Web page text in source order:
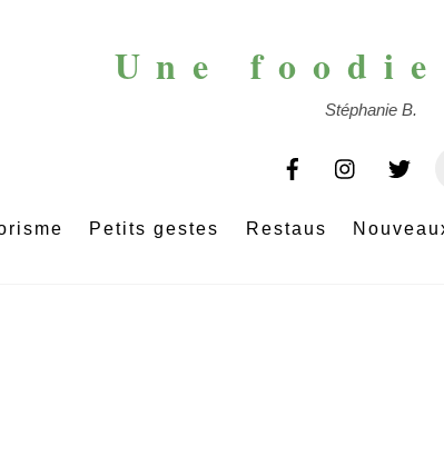
Une
Stéphanie B.
Petits gestes Restaus